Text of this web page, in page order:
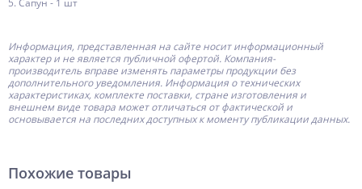
5. Сапун - 1 шт
Информация, представленная на сайте носит информационный
характер и не является публичной офертой. Компания-
производитель вправе изменять параметры продукции без
дополнительного уведомления. Информация о технических
характеристиках, комплекте поставки, стране изготовления и
внешнем виде товара может отличаться от фактической и
основывается на последних доступных к моменту публикации данных.
Похожие товары